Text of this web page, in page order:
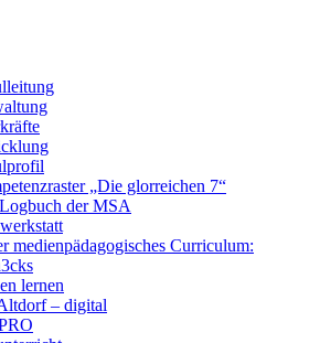
„Die glorreichen 7“
der MSA
medienpädagogisches Curriculum:
lernen
– digital